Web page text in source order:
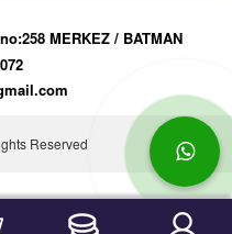
MERKEZ / BATMAN
Reserved